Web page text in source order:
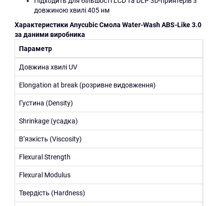
довжиною хвилі 405 нм
Характеристики AnycubicCмола Water-Wash ABS-Like3.0
за даними виробника
Параметр
Довжина хвилі UV
Elongation at break (розривне видовження)
Густина (Density)
Shrinkage (усадка)
В’язкість (Viscosity)
Flexural Strength
Flexural Modulus
Твердість (Hardness)